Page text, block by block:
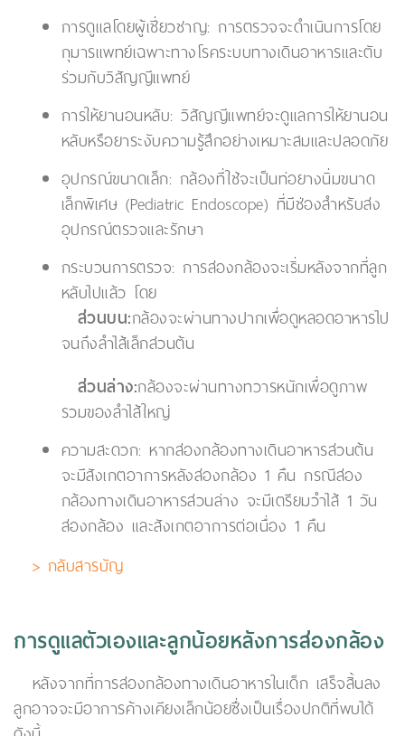
การดูแลโดยผู้เชี่ยวชาญ: การตรวจจะดำเนินการโดย
กุมารแพทย์เฉพาะทางโรคระบบทางเดินอาหารและตับ
ร่วมกับวิสัญญีแพทย์
การให้ยานอนหลับ: วิสัญญีแพทย์จะดูแลการให้ยานอน
หลับหรือยาระงับความรู้สึกอย่างเหมาะสมและปลอดภัย
อุปกรณ์ขนาดเล็ก: กล้องที่ใช้จะเป็นท่อยางนิ่มขนาด
เล็กพิเศษ (Pediatric Endoscope) ที่มีช่องสำหรับส่ง
อุปกรณ์ตรวจและรักษา
กระบวนการตรวจ: การส่องกล้องจะเริ่มหลังจากที่ลูก
หลับไปแล้ว โดย
ส่วนบน:กล้องจะผ่านทางปากเพื่อดูหลอดอาหารไป
จนถึงลำไส้เล็กส่วนต้น
ส่วนล่าง:กล้องจะผ่านทางทวารหนักเพื่อดูภาพ
รวมของลำไส้ใหญ่
ความสะดวก: หากส่องกล้องทางเดินอาหารส่วนต้น
จะมีสังเกตอาการหลังส่องกล้อง 1 คืน กรณีส่อง
กล้องทางเดินอาหารส่วนล่าง จะมีเตรียมวำไส้ 1 วัน
ส่องกล้อง และสังเกตอาการต่อเนื่อง 1 คืน
> กลับสารบัญ
การดูแลตัวเองและลูกน้อยหลังการส่องกล้อง
หลังจากที่การส่องกล้องทางเดินอาหารในเด็ก เสร็จสิ้นลง
ลูกอาจจะมีอาการค้างเคียงเล็กน้อยซึ่งเป็นเรื่องปกติที่พบได้